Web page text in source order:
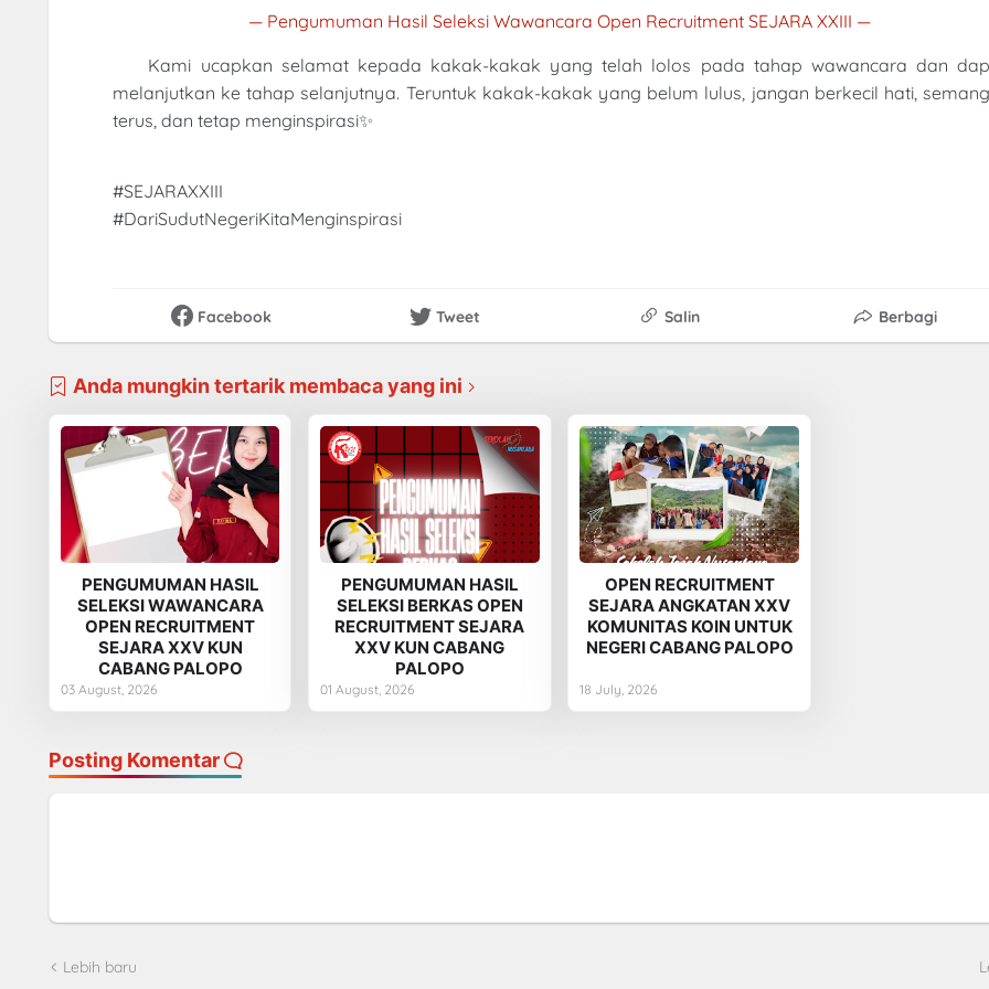
— Pengumuman Hasil Seleksi Wawancara Open Recruitment SEJARA XXIII —
Kami ucapkan selamat kepada kakak-kakak yang telah lolos pada tahap wawancara dan
melanjutkan ke tahap selanjutnya. Teruntuk kakak-kakak yang belum lulus, jangan berkecil hati,
terus, dan tetap menginspirasi✨
#SEJARAXXIII
#DariSudutNegeriKitaMenginspirasi
Facebook Tweet Salin Berbagi
Anda mungkin tertarik membaca yang ini
PENGUMUMAN HASIL
SELEKSI WAWANCARA
OPEN RECRUITMENT
SEJARA XXV KUN
CABANG PALOPO
03 August, 2026
PENGUMUMAN HASIL
SELEKSI BERKAS OPEN
RECRUITMENT SEJARA
XXV KUN CABANG
PALOPO
01 August, 2026
OPEN RECRUITMENT
SEJARA ANGKATAN XXV
KOMUNITAS KOIN UNTUK
NEGERI CABANG PALOPO
18 July, 2026
Posting Komentar
Lebih baru